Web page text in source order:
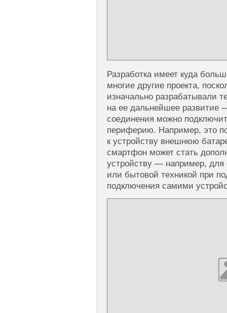
Разработка имеет куда
многие другие проекта,
изначально разрабатывали
на ее дальнейшее развитие
соединения можно
периферию. Например, это
к устройству внешнюю
смартфон может стать
устройству — например,
или бытовой техникой при
подключения самими